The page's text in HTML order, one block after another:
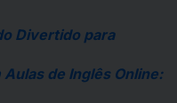
Divertido para
de Inglês Online: